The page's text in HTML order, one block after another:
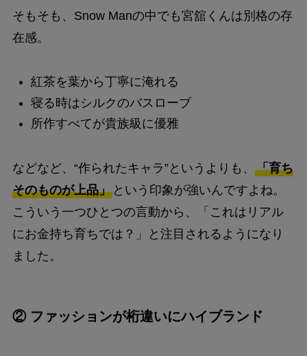
そもそも、Snow Manの中でも宮舘くんは別格の存
在感。
紅茶を葉から丁寧に淹れる
寝る時はシルクのバスローブ
所作すべてが貴族級に優雅
などなど、“作られたキャラ”というよりも、 「育ち
そのものが上品」という印象が強いんですよね。
こういう一つひとつの言動から、「これはリアル
にお金持ち育ちでは？」と注目されるようになり
ました。
② ファッションが桁違いにハイブランド